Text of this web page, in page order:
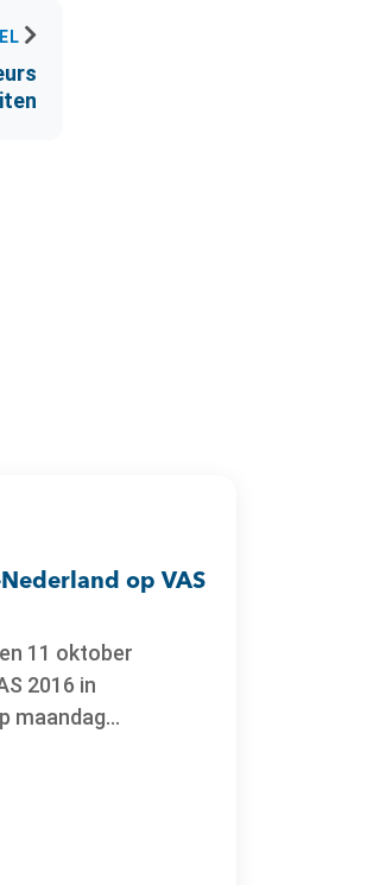
op VAS
11 oktober
2016 in
maandag...